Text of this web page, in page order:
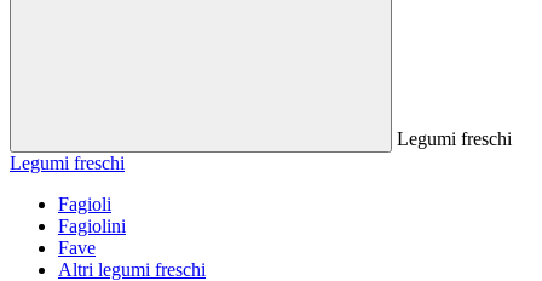
Legumi freschi
Legumi freschi
Fagioli
Fagiolini
Fave
Altri legumi freschi